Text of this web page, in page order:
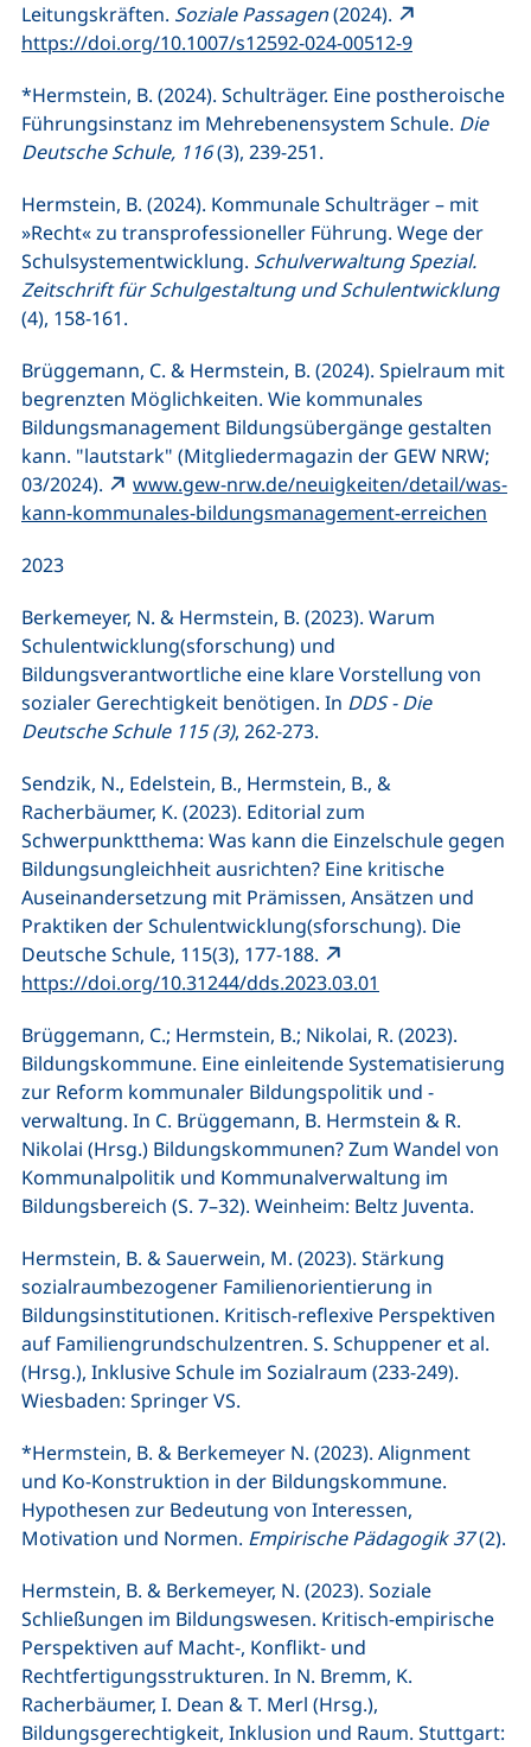
Leitungskräften. Soziale Passagen(2024).
https://doi.org/10.1007/s12592-024-00512-9(externer
*Hermstein, B. (2024). Schulträger. Eine postheroische
Führungsinstanz im Mehrebenensystem Schule. Die
Deutsche Schule, 116(3), 239-251.
Hermstein, B. (2024). Kommunale Schulträger – mit
»Recht« zu transprofessioneller Führung. Wege der
Schulsystementwicklung. Schulverwaltung Spezial.
Zeitschrift für Schulgestaltung und Schulentwicklung
(4), 158-161.
Brüggemann, C. & Hermstein, B. (2024). Spielraum mit
begrenzten Möglichkeiten. Wie kommunales
Bildungsmanagement Bildungsübergänge gestalten
kann. "lautstark" (Mitgliedermagazin der GEW NRW;
03/2024).
www.gew-nrw.de/neuigkeiten/detail/was-
kann-kommunales-bildungsmanagement-erreichen
2023
Berkemeyer, N. & Hermstein, B. (2023). Warum
Schulentwicklung(sforschung) und
Bildungsverantwortliche eine klare Vorstellung von
sozialer Gerechtigkeit benötigen. In DDS - Die
Deutsche Schule 115 (3), 262-273.
Sendzik, N., Edelstein, B., Hermstein, B., &
Racherbäumer, K. (2023). Editorial zum
Schwerpunktthema: Was kann die Einzelschule gegen
Bildungsungleichheit ausrichten? Eine kritische
Auseinandersetzung mit Prämissen, Ansätzen und
Praktiken der Schulentwicklung(sforschung). Die
Deutsche Schule, 115(3), 177-188.
https://doi.org/10.31244/dds.2023.03.01
Brüggemann, C.; Hermstein, B.; Nikolai, R. (2023).
Bildungskommune. Eine einleitende Systematisierung
zur Reform kommunaler Bildungspolitik und -
verwaltung. In C. Brüggemann, B. Hermstein & R.
Nikolai (Hrsg.) Bildungskommunen? Zum Wandel von
Kommunalpolitik und Kommunalverwaltung im
Bildungsbereich (S. 7–32). Weinheim: Beltz Juventa.
Hermstein, B. & Sauerwein, M. (2023). Stärkung
sozialraumbezogener Familienorientierung in
Bildungsinstitutionen. Kritisch-reflexive Perspektiven
auf Familiengrundschulzentren. S. Schuppener et al.
(Hrsg.), Inklusive Schule im Sozialraum (233-249).
Wiesbaden: Springer VS.
*Hermstein, B. & Berkemeyer N. (2023). Alignment
und Ko-Konstruktion in der Bildungskommune.
Hypothesen zur Bedeutung von Interessen,
Motivation und Normen. Empirische Pädagogik 37(2).
Hermstein, B. & Berkemeyer, N. (2023). Soziale
Schließungen im Bildungswesen. Kritisch-empirische
Perspektiven auf Macht-, Konflikt- und
Rechtfertigungsstrukturen. In N. Bremm, K.
Racherbäumer, I. Dean & T. Merl (Hrsg.),
Bildungsgerechtigkeit, Inklusion und Raum. Stuttgart: